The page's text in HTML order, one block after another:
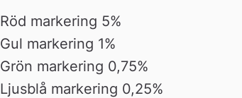
Röd markering 5%
Gul markering 1%
Grön markering 0,75%
Ljusblå markering 0,25%